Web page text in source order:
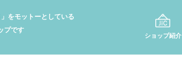
をモットーとしている
プです
ショップ紹介